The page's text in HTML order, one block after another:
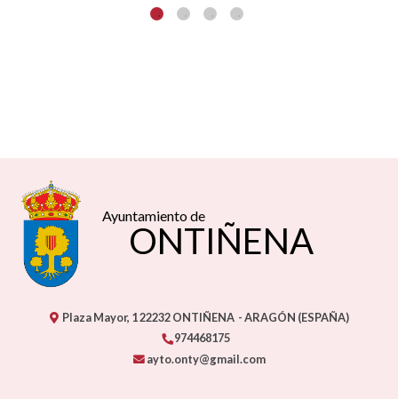
Ayuntamiento de
ONTIÑENA
Plaza Mayor, 122232 ONTIÑENA - ARAGÓN (ESPAÑA)
974468175
ayto.onty@gmail.com